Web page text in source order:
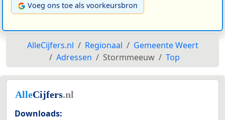
Voeg ons toe als voorkeursbron
AlleCijfers.nl Regionaal
Gemeente Weert
Adressen
Stormmeeuw Top
Downloads: